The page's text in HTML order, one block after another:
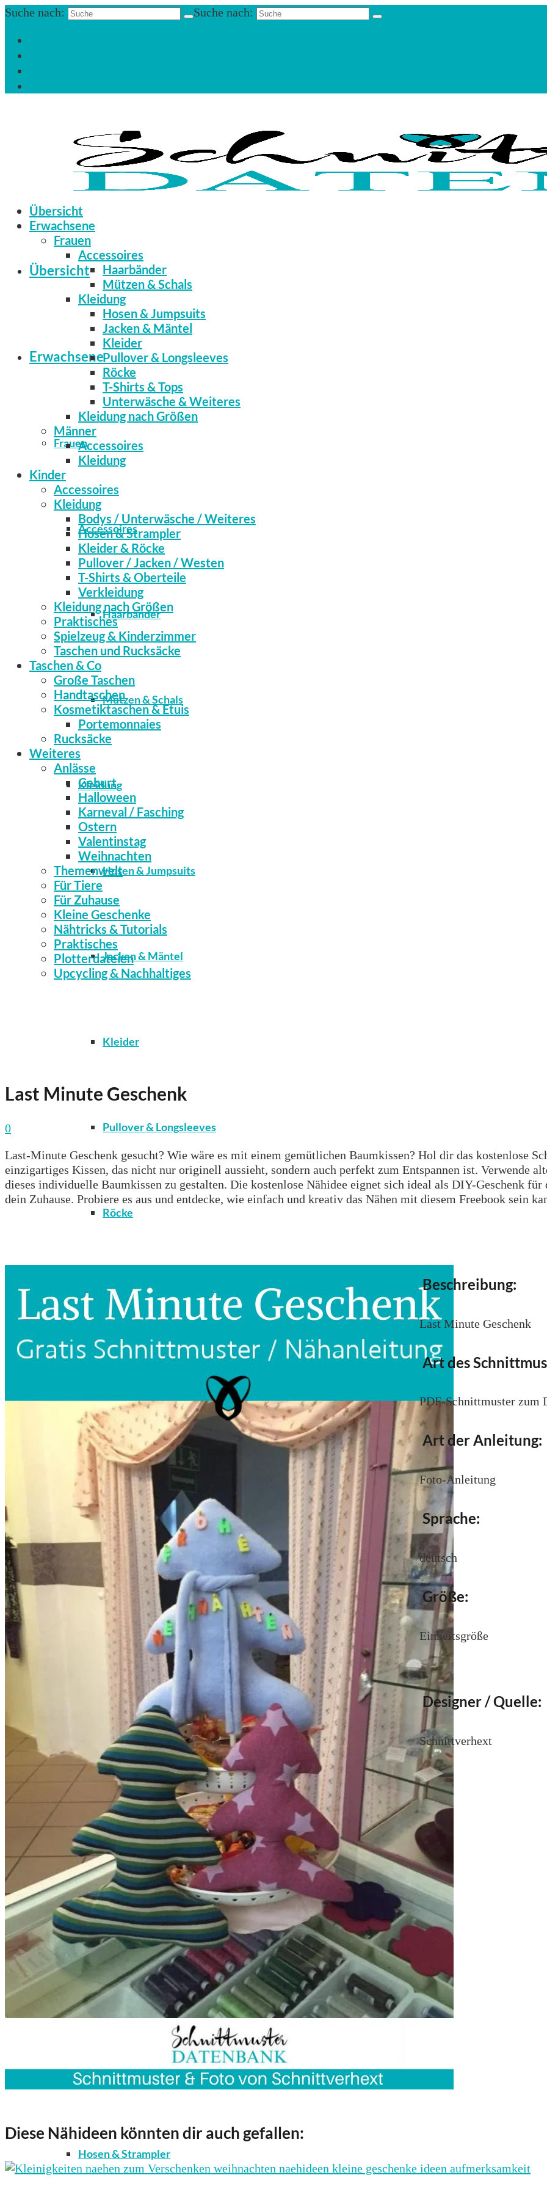
Suche nach: Suche nach:
Übersicht
Erwachsene
Frauen
Accessoires
Haarbänder
Mützen & Schals
Kleidung
Hosen & Jumpsuits
Jacken & Mäntel
Kleider
Pullover & Longsleeves
Röcke
T-Shirts & Tops
Unterwäsche & Weiteres
Kleidung nach Größen
Accessoires
Kleidung
Kinder
Accessoires
Kleidung
Bodys / Unterwäsche / Weiteres
Hosen & Strampler
Übersicht
Erwachsene
Frauen
Accessoires
Haarbänder
Mützen & Schals
Kleidung
Hosen & Jumpsuits
Jacken & Mäntel
Kleider
Pullover & Longsleeves
Röcke
T-Shirts & Tops
Unterwäsche & Weiteres
Kleidung nach Größen
Männer
Accessoires
Kleidung
Kinder
Accessoires
Kleidung
Bodys / Unterwäsche / Weiteres
Hosen & Strampler
Kleider & Röcke
Pullover / Jacken / Westen
T-Shirts & Oberteile
Verkleidung
Kleidung nach Größen
Praktisches
Spielzeug & Kinderzimmer
Taschen und Rucksäcke
Taschen & Co
Große Taschen
Handtaschen
Kosmetiktaschen & Etuis
Portemonnaies
Rucksäcke
Weiteres
Anlässe
Geburt
Halloween
Karneval / Fasching
Ostern
Valentinstag
Weihnachten
Themenwelt
Für Tiere
Für Zuhause
Kleine Geschenke
Nähtricks & Tutorials
Praktisches
Plotterdateien
Upcycling & Nachhaltiges
Last Minute Geschenk
0
Last-Minute Geschenk gesucht? Wie wäre es mit einem gemütlichen Baumkissen? Hol dir das kostenlose
einzigartiges Kissen, das nicht nur originell aussieht, sondern auch perfekt zum Entspannen ist. Verwende
dieses individuelle Baumkissen zu gestalten. Die kostenlose Nähidee eignet sich ideal als DIY-Geschenk
dein Zuhause. Probiere es aus und entdecke, wie einfach und kreativ das Nähen mit diesem Freebook sein
Beschreibung:
Last Minute Geschenk
Art des
PDF-Schnittmuster zum
Art der Anleitung:
Foto-Anleitung
Sprache:
deutsch
Größe:
Einheitsgröße
Designer / Quelle:
Schnittverhext
Diese Nähideen könnten dir auch gefallen: